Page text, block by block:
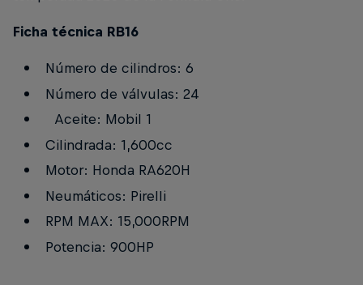
Ficha técnica RB16
Número de cilindros: 6
Número de válvulas: 24
Aceite: Mobil 1
Cilindrada: 1,600cc
Motor: Honda RA620H
Neumáticos: Pirelli
RPM MAX: 15,000RPM
Potencia: 900HP